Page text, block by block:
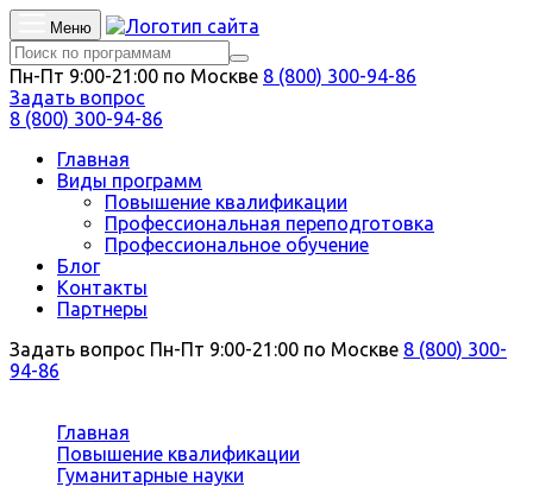
Меню
Пн-Пт 9:00-21:00 по Москве 8 (800) 300-94-86
Задать вопрос
8 (800) 300-94-86
Главная
Виды программ
Повышение квалификации
Профессиональная переподготовка
Профессиональное обучение
Блог
Контакты
Партнеры
Задать вопрос Пн-Пт 9:00-21:00 по Москве 8 (800) 300-
94-86
Главная
Повышение квалификации
Гуманитарные науки